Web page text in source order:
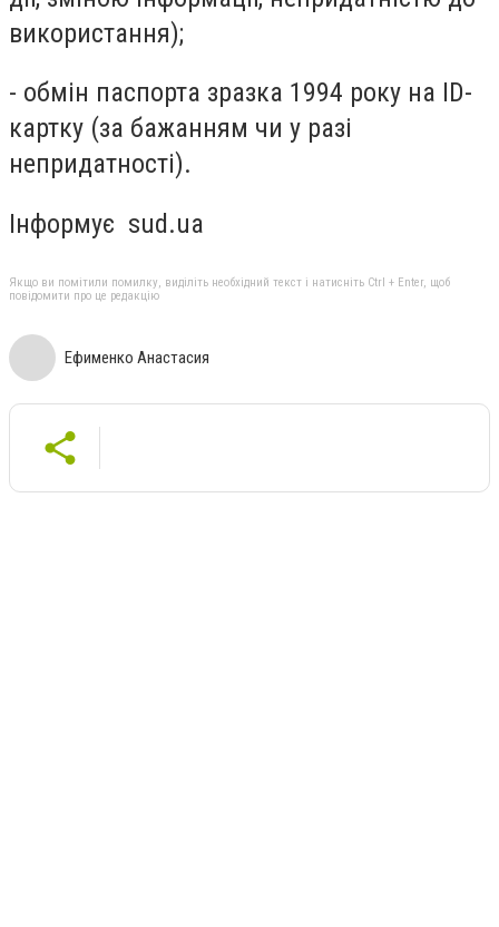
використання);
- обмін паспорта зразка 1994 року на ID-
картку (за бажанням чи у разі
непридатності).
Інформує sud.ua
Якщо ви помітили помилку, виділіть необхідний текст і натисніть Ctrl + Enter, щоб
повідомити про це редакцію
Ефименко Анастасия